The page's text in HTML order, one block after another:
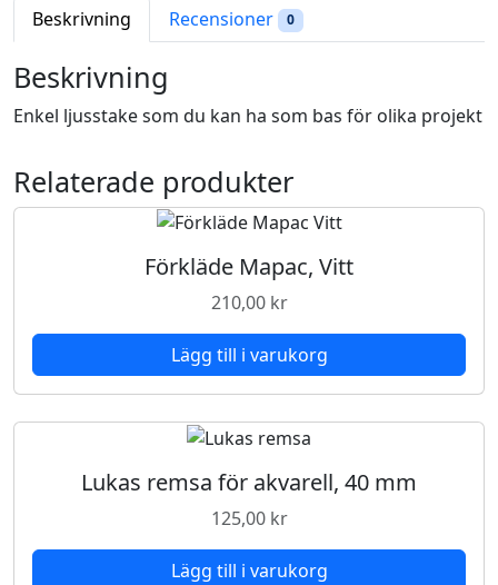
e
m
ä
n
d
Beskrivning Recensioner 0
Beskrivning
Enkel ljusstake som du kan ha som bas för olika projekt
Relaterade produkter
Förkläde Mapac, Vitt
210,00 kr
Lägg till i varukorg
Lukas remsa för akvarell, 40 mm
125,00 kr
Lägg till i varukorg